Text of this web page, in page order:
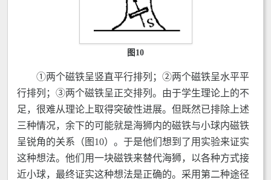
图10
①两个磁铁呈竖直平行排列；②两个磁铁呈水平平
行排列；③两个磁铁呈正交排列。由于学生理论上的不
足，很难从理论上取得突破性进展。但既然已排除上述
三种情况，余下的可能就是海狮内的磁铁与小球内磁铁
呈锐角的关系（图10）。于是他们想到了用实验来证实
这种想法。他们用一块磁铁来替代海狮，以各种方式接
近小球，最终证实这种想法是正确的。采用第二种途径